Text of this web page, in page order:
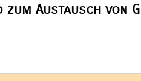
Austausch von